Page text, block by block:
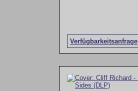
Verfügbarkeitsanfrage